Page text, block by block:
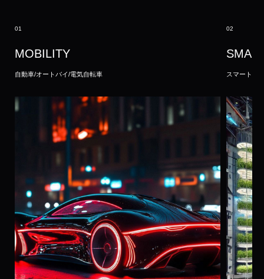
01
MOBILITY
自動車/オートバイ/電気自転車
02
スマートフ